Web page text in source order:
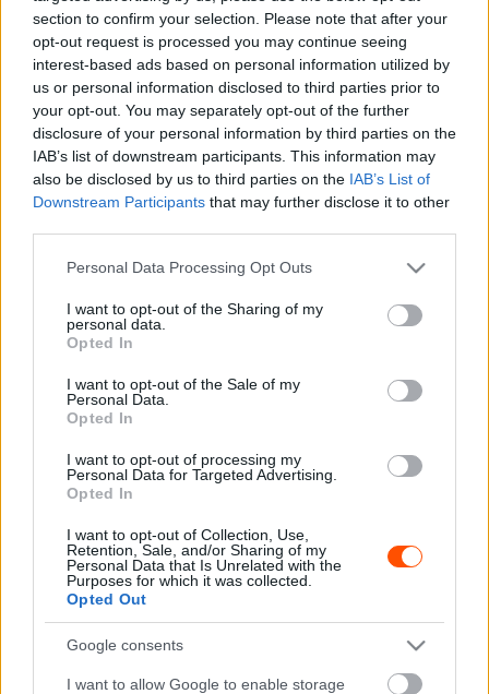
section to confirm your selection. Please note that after your
opt-out request is processed you may continue seeing
interest-based ads based on personal information utilized by
us or personal information disclosed to third parties prior to
your opt-out. You may separately opt-out of the further
disclosure of your personal information by third parties on the
IAB’s list of downstream participants. This information may
also be disclosed by us to third parties on the IAB’s List of
Downstream Participants that may further disclose it to other
Please note that this website/app uses one or more Google
not limited to your visit or usage behaviour. You may click to
grant or deny consent to Google and its third-party tags to
use your data for below specified purposes in below Google
consent section.
Personal Data Processing Opt Outs
I want to opt-out of the Sharing of my
personal data.
Opted In
I want to opt-out of the Sale of my
Personal Data.
Opted In
I want to opt-out of processing my
Personal Data for Targeted Advertising.
Opted In
I want to opt-out of Collection, Use,
Retention, Sale, and/or Sharing of my
Personal Data that Is Unrelated with the
Purposes for which it was collected.
Opted Out
Google consents
I want to allow Google to enable storage
tartósan azon a szinten teljesíteni, amivel 2021 óta sorra
nyerték a világbajnokságokat, és úgy néz ki, márnem is
készülnek komolyabb fejlesztéssel a közeljövőben.
Verstappen idei-óráig, néhány futamon, bizonyos
körülmények között tudta ellensúlyozni a McLaren
technikai fölényét, de már több mint 60 pont a
miatt nagyon szeszélyesen viselkedik a Red Bull autója,
amelyre lassan két éve nem tudnak ráérezni a holland
csapattársai, utóbbi is csak páratlan képességei révén
konstruktőri rangsorban a Red Bull már csak a negyedik
helyet foglalja el.
Horner pótlását házon belül oldják meg: Laurent Mekies
Minardinál, amelyet a Red Bull megvásárolt és 2006-tól
az utánpótlásának képzésére használt, a most 48 éves
francia szakember itt vált ismertté az F1 világában, majd
az FIA-nál és a Ferrarinál dolgozott évekig, mielőtt tavaly
visszatért a Racing Bullshoz csapatfőnökként. Ebben a
pozícióban az eddigi versenyigazgató, Alan Permane